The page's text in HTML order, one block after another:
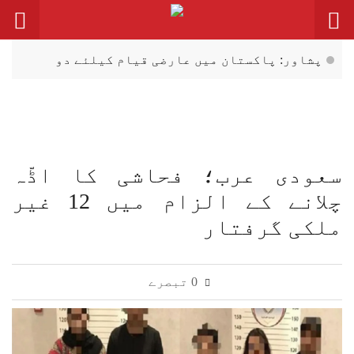
to
پشاور: پاکستان میں عارضی قیام کیلئے دو
ڈاکٹر سمعیہ
کراچی: میر علی رضا کی قبر کشائی کی
درخواست منظور، میڈیکل بورڈ تشکیل دینے کا
حکم
پولیس نے میر رضا کی موت کا پورا کیس ٹریس
کرلیا ہے: آئی جی سندھ جاوید عالم
وزیرِ اعظم شہباز شریف دورۂ سعودی عرب
سعودی عرب؛ فحاشی کا اڈّہ
چلانے کے الزام میں 12 غیر
ملکی گرفتار
0 تبصرے